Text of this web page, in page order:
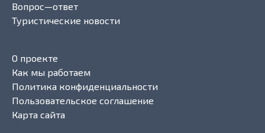
Вопрос—ответ
Туристические новости
О проекте
Как мы работаем
Политика конфиденциальности
Пользовательское соглашение
Карта сайта